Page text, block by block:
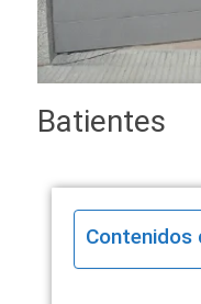
Batientes
Contenidos